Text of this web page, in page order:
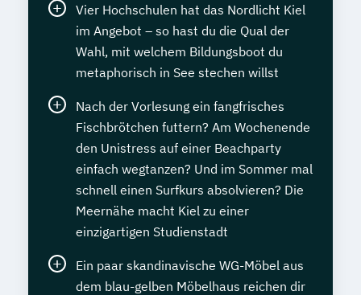
Vier Hochschulen hat das Nordlicht Kiel
im Angebot – so hast du die Qual der
Wahl, mit welchem Bildungsboot du
metaphorisch in See stechen willst
Nach der Vorlesung ein fangfrisches
Fischbrötchen futtern? Am Wochenende
den Unistress auf einer Beachparty
einfach wegtanzen? Und im Sommer mal
schnell einen Surfkurs absolvieren? Die
Meernähe macht Kiel zu einer
einzigartigen Studienstadt
Ein paar skandinavische WG-Möbel aus
dem blau-gelben Möbelhaus reichen dir